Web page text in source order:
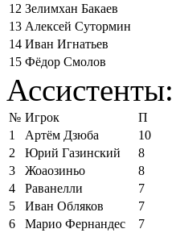
12 Зелимхан Бакаев
13 Алексей Сутормин
14 Иван Игнатьев
15 Фёдор Смолов
Ассистенты:
№ Игрок
П
1
Артём Дзюба
10
2
Юрий Газинский
8
3
Жоаозиньо
8
4
Раванелли
7
5
Иван Обляков
7
6
Марио Фернандес
7